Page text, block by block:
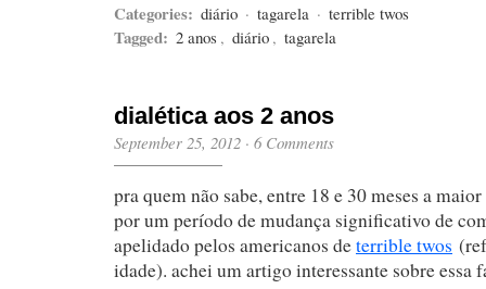
Categories: diário · tagarela · terrible twos
Tagged: 2 anos , diário , tagarela
dialética aos 2 anos
September 25, 2012 · 6 Comments
pra quem não sabe, entre 18 e 30 meses a
por um período de mudança significativo de
apelidado pelos americanos deterrible twos
idade). achei um artigo interessante sobre essa